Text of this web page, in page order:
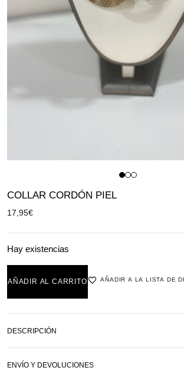
COLLAR CORDÓN PIEL
17,95€
Hay existencias
AÑADIR AL CARRITO AÑADIR A LA LISTA DE
DESCRIPCIÓN
ENVÍO Y DEVOLUCIONES